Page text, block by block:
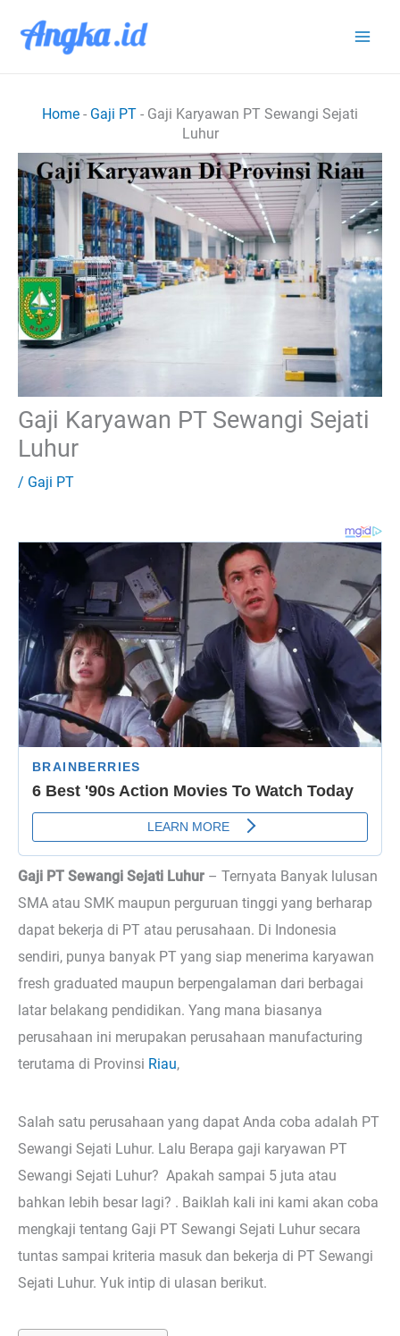
Home - Gaji PT - Gaji Karyawan PT Sewangi Sejati
Luhur
Gaji Karyawan PT Sewangi Sejati
Luhur
/ Gaji PT
Gaji PT Sewangi Sejati Luhur – Ternyata Banyak lulusan
SMA atau SMK maupun perguruan tinggi yang berharap
dapat bekerja di PT atau perusahaan. Di Indonesia
sendiri, punya banyak PT yang siap menerima karyawan
fresh graduated maupun berpengalaman dari berbagai
latar belakang pendidikan. Yang mana biasanya
perusahaan ini merupakan perusahaan manufacturing
terutama di Provinsi Riau,
Salah satu perusahaan yang dapat Anda coba adalah PT
Sewangi Sejati Luhur. Lalu Berapa gaji karyawan PT
Sewangi Sejati Luhur? Apakah sampai 5 juta atau
bahkan lebih besar lagi? . Baiklah kali ini kami akan coba
mengkaji tentang Gaji PT Sewangi Sejati Luhur secara
tuntas sampai kriteria masuk dan bekerja di PT Sewangi
Sejati Luhur. Yuk intip di ulasan berikut.